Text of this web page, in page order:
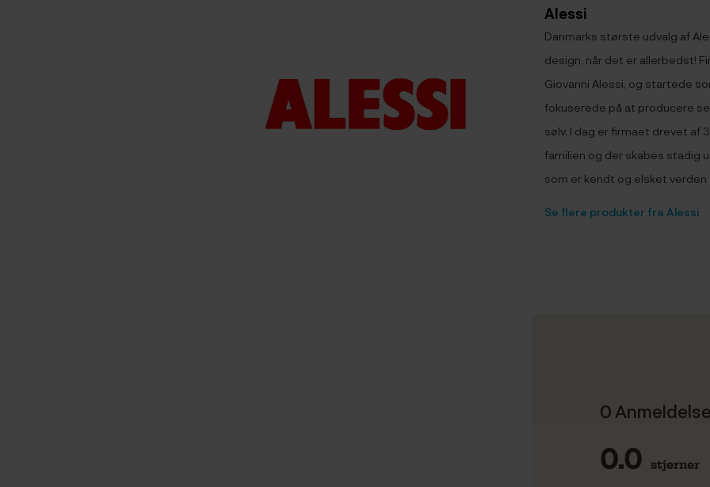
Alessi
Danmarks største udvalg af
design, når det er allerbedst!
Giovanni Alessi, og startede
fokuserede på at producere
sølv. I dag er firmaet drevet af
familien og der skabes stadig
som er kendt og elsket verden
Se flere produkter fra Alessi
0 Anmeldelse
0.0 stjerner